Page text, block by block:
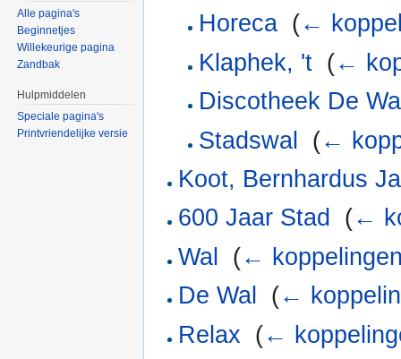
Horeca‎ (←
Klaphek, 't‎ (←
Discotheek De
Stadswal
(←
Koot, Bernhardus
600 Jaar Stad
(←
Wal
(←
De Wal
(←
Relax (←
Alle pagina's
Beginnetjes
Willekeurige pagina
Zandbak
Hulpmiddelen
Speciale pagina's
Printvriendelijke versie